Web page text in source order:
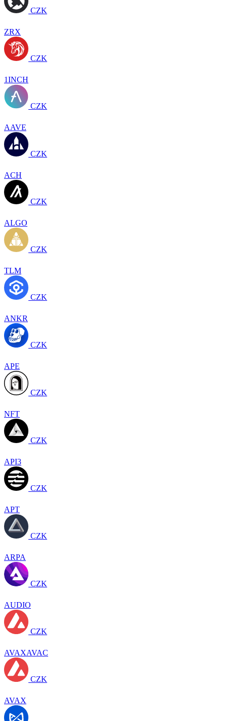
CZK
ZRX
CZK
1INCH
CZK
AAVE
CZK
ACH
CZK
ALGO
CZK
TLM
CZK
ANKR
CZK
APE
CZK
NFT
CZK
API3
CZK
APT
CZK
ARPA
CZK
AUDIO
CZK
AVAXAVAC
CZK
AVAX